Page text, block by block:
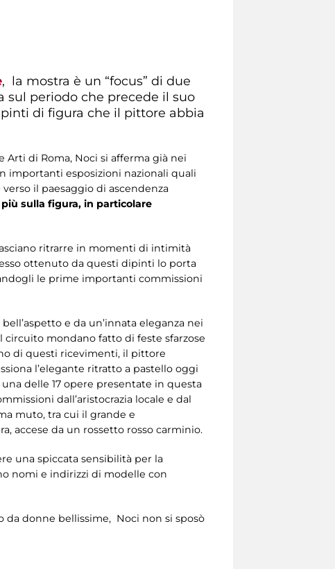
, la mostra è un “focus” di due
sul periodo che precede il suo
di figura che il pittore abbia
Arti di Roma, Noci si afferma già nei
importanti esposizioni nazionali quali
il paesaggio di ascendenza
sulla figura, in particolare
ritrarre in momenti di intimità
ottenuto da questi dipinti lo porta
le prime importanti commissioni
e da un’innata eleganza nei
circuito mondano fatto di feste sfarzose
di questi ricevimenti, il pittore
l’elegante ritratto a pastello oggi
una delle 17 opere presentate in questa
dall’aristocrazia locale e dal
muto, tra cui il grande e
accese da un rossetto rosso carminio.
una spiccata sensibilità per la
nomi e indirizzi di modelle con
donne bellissime, Noci non si sposò